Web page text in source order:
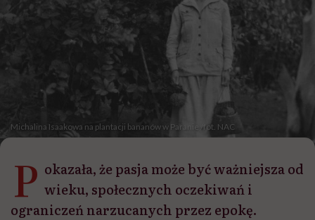
Michalina Isaakowa na plantacji bananów w Paranie /fot. NAC
P okazała, że pasja może być ważniejsza od
wieku, społecznych oczekiwań i
ograniczeń narzucanych przez epokę.